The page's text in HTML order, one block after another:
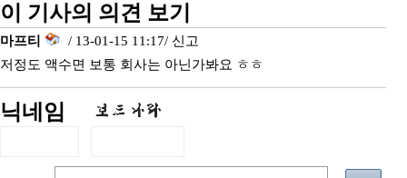
이 기사의 의견 보기
마프티 / 13-01-15 11:17/ 신고
저정도 액수면 보통 회사는 아닌가봐요 ㅎㅎ
닉네임